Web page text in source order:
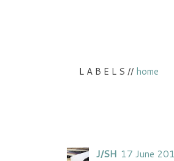
L A B E L S // home
J/SH 17 June